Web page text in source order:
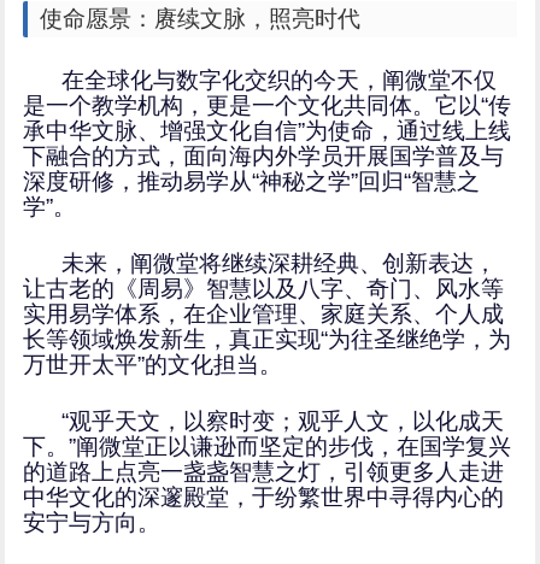
使命愿景：赓续文脉，照亮时代
在全球化与数字化交织的今天，阐微堂不仅
是一个教学机构，更是一个文化共同体。它以“传
承中华文脉、增强文化自信”为使命，通过线上线
下融合的方式，面向海内外学员开展国学普及与
深度研修，推动易学从“神秘之学”回归“智慧之
学”。
未来，阐微堂将继续深耕经典、创新表达，
让古老的《周易》智慧以及八字、奇门、风水等
实用易学体系，在企业管理、家庭关系、个人成
长等领域焕发新生，真正实现“为往圣继绝学，为
万世开太平”的文化担当。
“观乎天文，以察时变；观乎人文，以化成天
下。”阐微堂正以谦逊而坚定的步伐，在国学复兴
的道路上点亮一盏盏智慧之灯，引领更多人走进
中华文化的深邃殿堂，于纷繁世界中寻得内心的
安宁与方向。